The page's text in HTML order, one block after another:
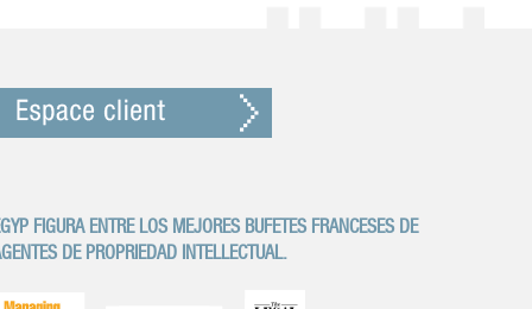
FIGURA ENTRE LOS MEJORES BUFETES FRANCESES DE
DE PROPRIEDAD INTELLECTUAL.